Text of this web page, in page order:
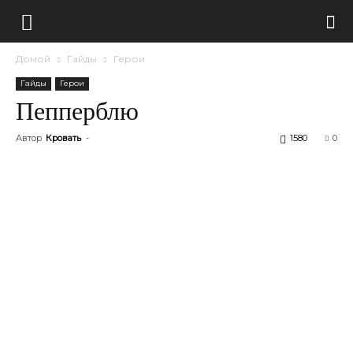
Домой Гайды Герои
Гайды Герои
Пепперблю
Автор Кровать - 0
1580